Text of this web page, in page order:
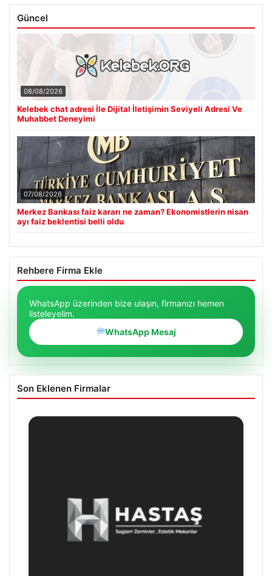
Güncel
08/08/2026
Kelebek chat adresi İle Dijital İletişimin Seviyeli Adresi Ve
Muhabbet Deneyimi
07/08/2026
Merkez Bankası faiz kararı ne zaman? Ekonomistlerin nisan
ayı faiz beklentisi belli oldu
Rehbere Firma Ekle
WhatsApp üzerinden bize ulaşın, firmanızı hemen
listeleyelim.
WhatsApp Mesaj
Son Eklenen Firmalar